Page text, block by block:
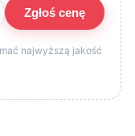
Zgłoś cenę
najwyższą jakość